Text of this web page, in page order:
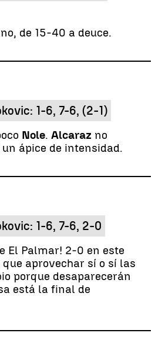
de 15-40 a deuce.
1-6, 7-6, (2-1)
Nole. Alcaraz no
ápice de intensidad.
1-6, 7-6, 2-0
El Palmar! 2-0 en este
aprovechar sí o sí las
porque desaparecerán
está la final de